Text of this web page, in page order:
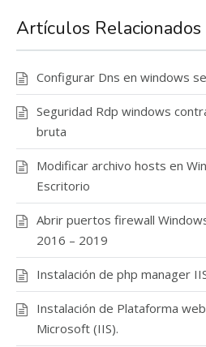
Artículos Relacionados
Configurar Dns en windows
Seguridad Rdp windows
bruta
Modificar archivo hosts en
Escritorio
Abrir puertos firewall
2016 – 2019
Instalación de php manager
Instalación de Plataforma
Microsoft (IIS).